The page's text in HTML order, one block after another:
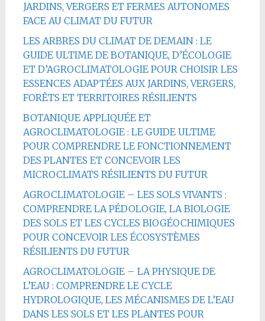
JARDINS, VERGERS ET FERMES AUTONOMES
FACE AU CLIMAT DU FUTUR
LES ARBRES DU CLIMAT DE DEMAIN : LE
GUIDE ULTIME DE BOTANIQUE, D’ÉCOLOGIE
ET D’AGROCLIMATOLOGIE POUR CHOISIR LES
ESSENCES ADAPTÉES AUX JARDINS, VERGERS,
FORÊTS ET TERRITOIRES RÉSILIENTS
BOTANIQUE APPLIQUÉE ET
AGROCLIMATOLOGIE : LE GUIDE ULTIME
POUR COMPRENDRE LE FONCTIONNEMENT
DES PLANTES ET CONCEVOIR LES
MICROCLIMATS RÉSILIENTS DU FUTUR
AGROCLIMATOLOGIE – LES SOLS VIVANTS :
COMPRENDRE LA PÉDOLOGIE, LA BIOLOGIE
DES SOLS ET LES CYCLES BIOGÉOCHIMIQUES
POUR CONCEVOIR LES ÉCOSYSTÈMES
RÉSILIENTS DU FUTUR
AGROCLIMATOLOGIE – LA PHYSIQUE DE
L’EAU : COMPRENDRE LE CYCLE
HYDROLOGIQUE, LES MÉCANISMES DE L’EAU
DANS LES SOLS ET LES PLANTES POUR